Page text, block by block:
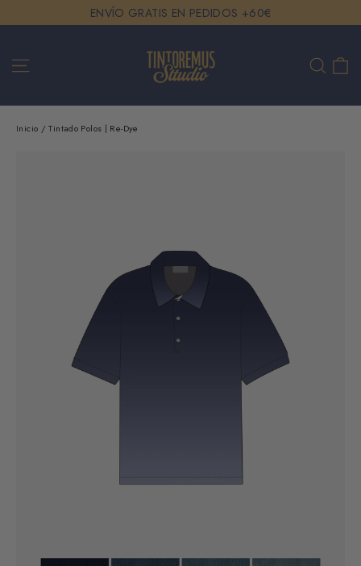
directamente
contenido
ENVÍO GRATIS EN PEDIDOS +60€
Buscar
Inicio / Tintado Polos | Re-Dye